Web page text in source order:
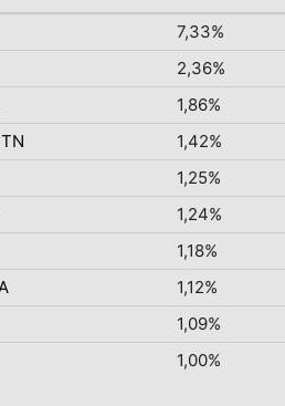
7,33%
2,36%
1,86%
1,42%
1,25%
1,24%
1,18%
1,12%
1,09%
1,00%